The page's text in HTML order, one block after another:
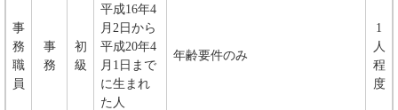
事
務
職
員
事
務
初
級
平成16年4
月2日から
平成20年4
月1日まで
に生まれ
た人
年齢要件のみ
1
人
程
度